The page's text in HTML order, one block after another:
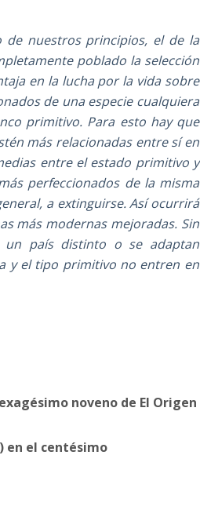
nuestros principios, el de la
poblado la selección
en la lucha por la vida sobre
de una especie cualquiera
primitivo. Para esto hay que
más relacionadas entre sí en
entre el estado primitivo y
perfeccionados de la misma
a extinguirse. Así ocurrirá
más modernas mejoradas. Sin
un país distinto o se adaptan
y el tipo primitivo no entren en
noveno de El Origen
en el centésimo